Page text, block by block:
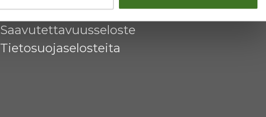
Saavutettavuusseloste
Tietosuojaselosteita